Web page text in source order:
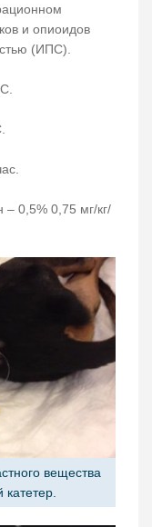
и опиоидов
(ИПС).
– 0,5% 0,75 мг/кг/
вещества